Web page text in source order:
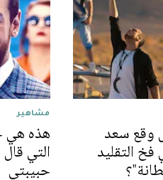
وقع سعد
فخ التقليد
مشاهير
هذه هي
التي
حبيبتي